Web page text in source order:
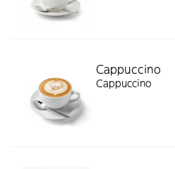
Cappuccino
Cappuccino